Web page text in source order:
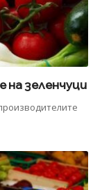
на зеленчуци